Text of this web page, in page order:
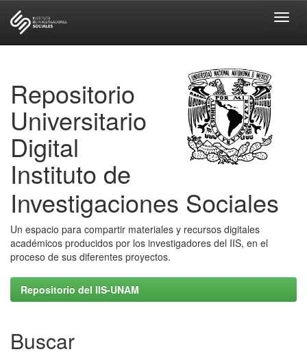
Repositorio
Universitario
Digital
Instituto de
Investigaciones Sociales
Un espacio para compartir materiales y recursos digitales
académicos producidos por los investigadores del IIS, en el
proceso de sus diferentes proyectos.
Repositorio del IIS-UNAM
Buscar